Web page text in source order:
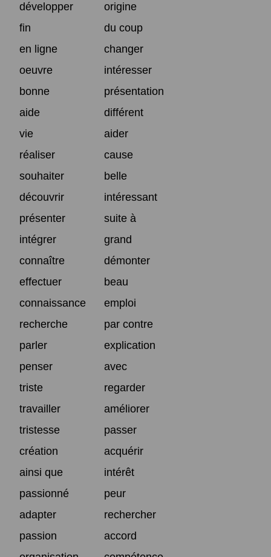
développer
origine
fin
du coup
en ligne
changer
oeuvre
intéresser
bonne
présentation
aide
différent
vie
aider
réaliser
cause
souhaiter
belle
découvrir
intéressant
présenter
suite à
intégrer
grand
connaître
démonter
effectuer
beau
connaissance
emploi
recherche
par contre
parler
explication
penser
avec
triste
regarder
travailler
améliorer
tristesse
passer
création
acquérir
ainsi que
intérêt
passionné
peur
adapter
rechercher
passion
accord